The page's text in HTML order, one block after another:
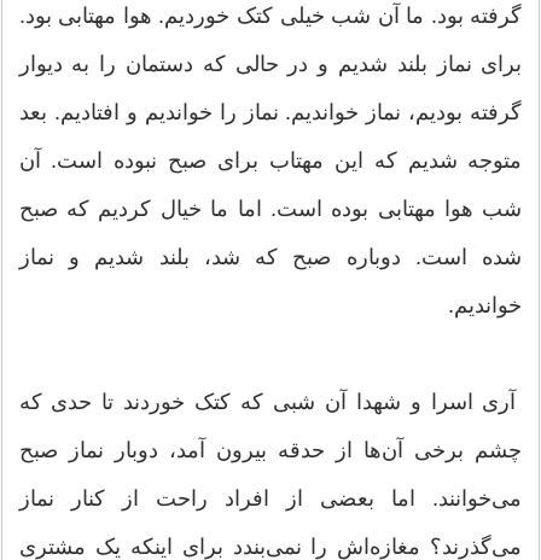
گرفته بود. ما آن شب خیلی کتک خوردیم. هوا مهتابی بود.
برای نماز بلند شدیم و در حالی که دستمان را به دیوار
گرفته بودیم، نماز خواندیم. نماز را خواندیم و افتادیم. بعد
متوجه شدیم که این مهتاب برای صبح نبوده است. آن
شب هوا مهتابی بوده است. اما ما خیال کردیم که صبح
شده است. دوباره صبح که شد، بلند شدیم و نماز
خواندیم.
آری اسرا و شهدا آن شبی که کتک خوردند تا حدی که
چشم برخی آن‌ها از حدقه بیرون آمد، دوبار نماز صبح
می‌خوانند. اما بعضی از افراد راحت از کنار نماز
می‌گذرند؟ مغازه‌اش را نمی‌بندد برای اینکه یک مشتری